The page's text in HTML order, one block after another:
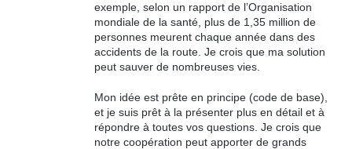
exemple, selon un rapport de l’Organisation
mondiale de la santé, plus de 1,35 million de
personnes meurent chaque année dans des
accidents de la route. Je crois que ma solution
peut sauver de nombreuses vies.
Mon idée est prête en principe (code de base),
et je suis prêt à la présenter plus en détail et à
répondre à toutes vos questions. Je crois que
notre coopération peut apporter de grands